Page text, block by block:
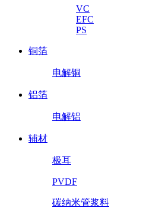
VC
EFC
PS
铜箔
电解铜
铝箔
电解铝
辅材
极耳
PVDF
碳纳米管浆料